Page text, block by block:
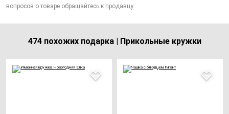
вопросов о товаре обращайтесь к продавцу.
474 похожих подарка | Прикольные кружки